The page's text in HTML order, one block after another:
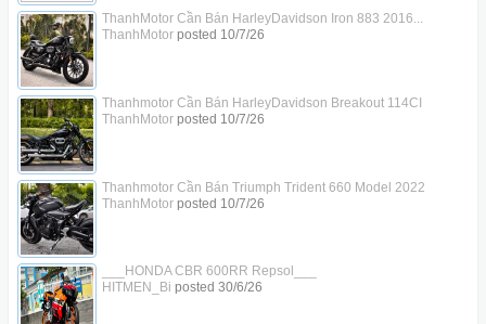
ThanhMotor Cần Bán HarleyDavidson Iron 883 2016...
ThanhMotorposted 10/7/26
Thanhmotor Cần Bán HarleyDavidson Breakout 114CI
ThanhMotorposted 10/7/26
Thanhmotor Cần Bán Triumph Trident 660 Model 2022
ThanhMotorposted 10/7/26
___HONDA CBR 600RR Repsol___
HITMEN_Bi posted 30/6/26